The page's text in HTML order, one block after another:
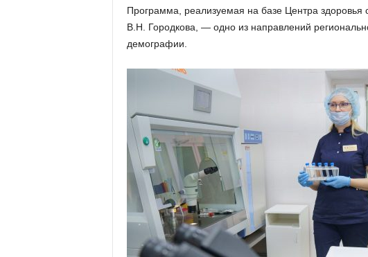
Программа, реализуемая на базе Центра
В.Н. Городкова, — одно из направлений
демографии.